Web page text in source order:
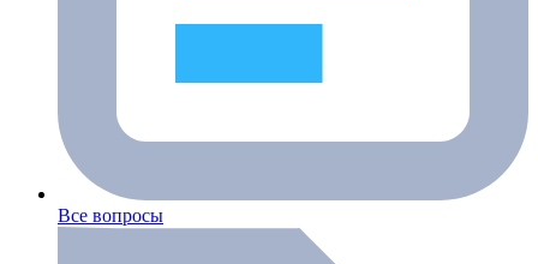
Все вопросы